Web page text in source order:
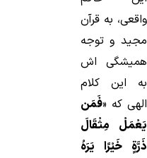
واقعی، به قرآن
مجید و توجه
همیشگی اش
به این كلام
الهی كه «فَمَن
يَعْمَلْ مِثْقَالَ
ذَرَّةٍ خَيْرًا يَرَهُ